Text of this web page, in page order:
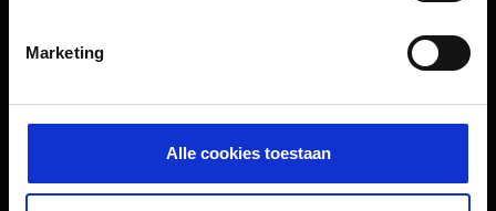
Marketing
Alle cookies toestaan
Reisvoorbereiding